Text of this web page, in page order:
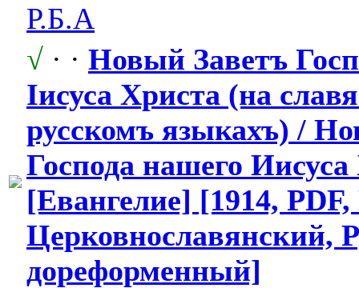
Р.Б.А
√ · · Новый Заветъ
Іисуса Христа (на
русскомъ языкахъ) /
Господа нашего
[Евангелие] [1914,
Церковнослав​янский,
дореформенны​й]